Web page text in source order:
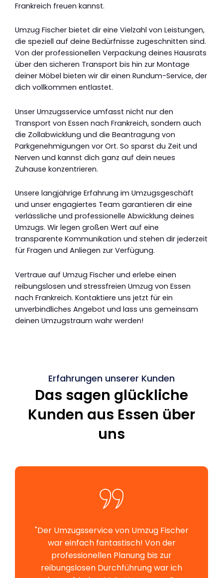
Frankreich freuen kannst.
Umzug Fischer bietet dir eine Vielzahl von Leistungen,
die speziell auf deine Bedürfnisse zugeschnitten sind.
Von der professionellen Verpackung deines Hausrats
über den sicheren Transport bis hin zur Montage
deiner Möbel bieten wir dir einen Rundum-Service, der
dich vollkommen entlastet.
Unser Umzugsservice umfasst nicht nur den
Transport von Essen nach Frankreich, sondern auch
die Zollabwicklung und die Beantragung von
Parkgenehmigungen vor Ort. So sparst du Zeit und
Nerven und kannst dich ganz auf dein neues
Zuhause konzentrieren.
Unsere langjährige Erfahrung im Umzugsgeschäft
und unser engagiertes Team garantieren dir eine
verlässliche und professionelle Abwicklung deines
Umzugs. Wir legen großen Wert auf eine
transparente Kommunikation und stehen dir jederzeit
für Fragen und Anliegen zur Verfügung.
Vertraue auf Umzug Fischer und erlebe einen
reibungslosen und stressfreien Umzug von Essen
nach Frankreich. Kontaktiere uns jetzt für ein
unverbindliches Angebot und lass uns gemeinsam
deinen Umzugstraum wahr werden!
Erfahrungen unserer Kunden
Das sagen glückliche
Kunden aus Essen über
uns
"Der Umzugsservice von Umzug Fischer
war einfach fantastisch! Von der
professionellen Planung bis zur
reibungslosen Durchführung war ich